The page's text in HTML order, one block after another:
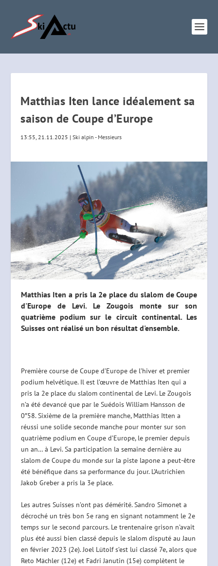
Matthias Iten lance idéalement sa
saison de Coupe d’Europe
13:55, 21.11.2025 |Ski alpin - Messieurs
Matthias Iten a pris la 2e place du slalom de Coupe
d'Europe de Levi. Le Zougois monte sur son
quatrième podium sur le circuit continental. Les
Suisses ont réalisé un bon résultat d'ensemble.
Première course de Coupe d’Europe de l’hiver et premier
podium helvétique. Il est l’œuvre de Matthias Iten qui a
pris la 2e place du slalom continental de Levi. Le Zougois
n’a été devancé que par le Suédois William Hansson de
0″58. Sixième de la première manche, Matthias Itten a
réussi une solide seconde manche pour monter sur son
quatrième podium en Coupe d’Europe, le premier depuis
un an… à Levi. Sa participation la semaine dernière au
slalom de Coupe du monde sur la piste lapone a peut-être
été bénéfique dans sa performance du jour. L’Autrichien
Jakob Greber a pris la 3e place.
Les autres Suisses n’ont pas démérité. Sandro Simonet a
décroché un très bon 5e rang en signant notamment le 2e
temps sur le second parcours. Le trentenaire grison n’avait
plus été aussi bien classé depuis le slalom disputé au Jaun
en février 2023 (2e). Joel Lütolf s’est lui classé 7e, alors que
Reto Mächler (12e) et Fadri Janutin (15e) complètent le